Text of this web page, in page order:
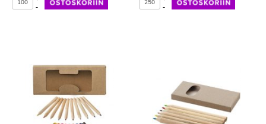
- -